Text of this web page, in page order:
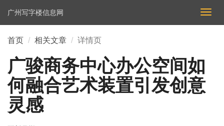
切
换
广州写字楼信息网
首页 相关文章 详情页
广骏商务中心办公空间如
何融合艺术装置引发创意
灵感